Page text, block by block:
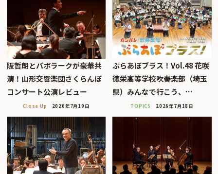
阪哲朗とバボラークが豪華共
演！山形交響楽団さくらんぼ
コンサート公演レビュー
Close Up 2026年7月19日
ぶらあぼブラス！Vol.48 花咲
徳栄高等学校吹奏楽部（埼玉
県）みんなで行こう、…
TOPICS 2026年7月18日